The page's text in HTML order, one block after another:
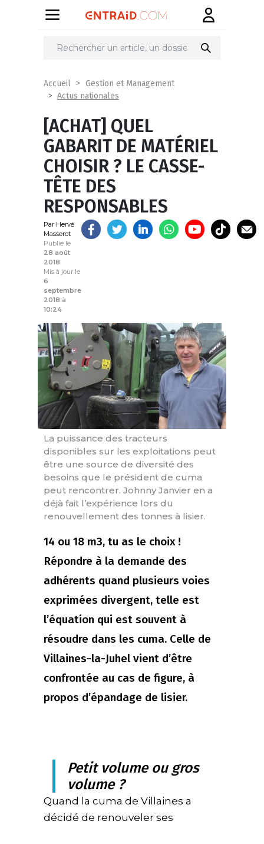
Partager
Accueil
Gestion et Management
Actus nationales
[ACHAT] QUEL
GABARIT DE MATÉRIEL
CHOISIR ? LE CASSE-
TÊTE DES
RESPONSABLES
Par Hervé
Masserot
Publié le
28 août
2018
Mis à jour le
6
septembre
2018 à
10:24
La puissance des tracteurs
disponibles sur les exploitations peut
être une source de diversité des
besoins que le président de cuma
peut rencontrer. Johnny Janvier en a
déjà fait l’expérience lors du
renouvellement des tonnes à lisier.
14 ou 18 m3, tu as le choix !
Répondre à la demande des
adhérents quand plusieurs voies
exprimées divergent, telle est
l’équation qui est souvent à
résoudre dans les cuma. Celle de
Villaines-la-Juhel vient d’être
confrontée au cas de figure, à
propos d’épandage de lisier.
Petit volume ou gros
volume ?
Quand la cuma de Villaines a
décidé de renouveler ses